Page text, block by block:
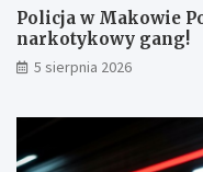
ń
s
k
i
r
z
z
y
m
a
y
a
Policja w Makowie
narkotykowy gang!
5 sierpnia 2026